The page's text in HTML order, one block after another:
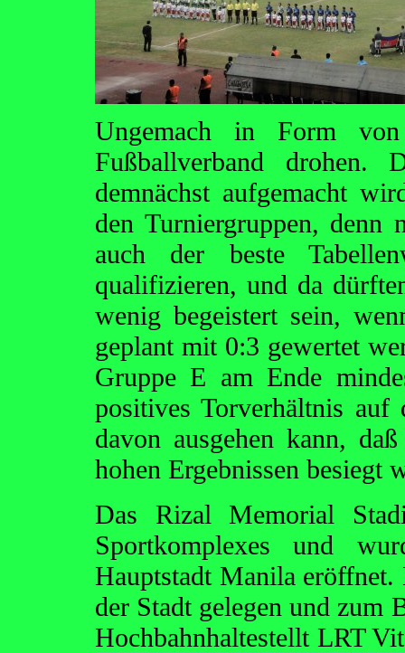
Ungemach in Form
Fußballverband drohen.
demnächst aufgemacht
den Turniergruppen, denn
auch der beste
qualifizieren, und da
wenig begeistert sein,
geplant mit 0:3 gewertet
Gruppe E am Ende
positives Torverhältnis
davon ausgehen kann,
hohen Ergebnissen besiegt
Das Rizal Memorial
Sportkomplexes und
Hauptstadt Manila
der Stadt gelegen und zum
Hochbahnhaltestellt LRT